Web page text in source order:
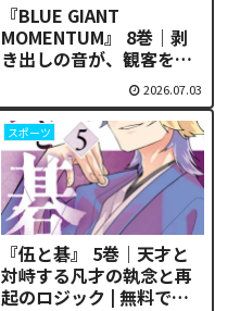
『BLUE GIANT
MOMENTUM』 8巻｜剥
き出しの音が、観客を平
伏させる。 | 無料で読む
方法
2026.07.03
スポーツ
『伍と碁』 5巻｜天才と
対峙する凡才の執念と再
起のロジック | 無料で読